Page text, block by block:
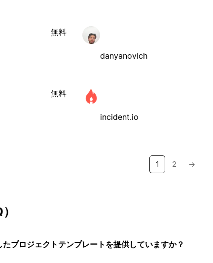
無料
danyanovich
無料
incident.io
1 2 →
プロジェクトテンプレートを提供していますか？